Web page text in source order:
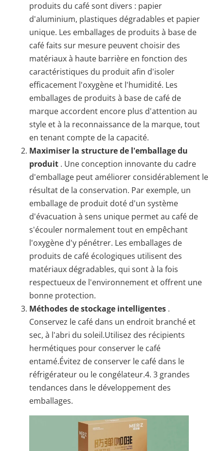
produits du café sont divers : papier
d'aluminium, plastiques dégradables et papier
unique. Les emballages de produits à base de
café faits sur mesure peuvent choisir des
matériaux à haute barrière en fonction des
caractéristiques du produit afin d'isoler
efficacement l'oxygène et l'humidité. Les
emballages de produits à base de café de
marque accordent encore plus d'attention au
style et à la reconnaissance de la marque, tout
en tenant compte de la capacité.
Maximiser la structure de l'emballage du
produit . Une conception innovante du cadre
d'emballage peut améliorer considérablement le
résultat de la conservation. Par exemple, un
emballage de produit doté d'un système
d'évacuation à sens unique permet au café de
s'écouler normalement tout en empêchant
l'oxygène d'y pénétrer. Les emballages de
produits de café écologiques utilisent des
matériaux dégradables, qui sont à la fois
respectueux de l'environnement et offrent une
bonne protection.
Méthodes de stockage intelligentes .
Conservez le café dans un endroit branché et
sec, à l'abri du soleil.Utilisez des récipients
hermétiques pour conserver le café
entamé.Évitez de conserver le café dans le
réfrigérateur ou le congélateur.4. 3 grandes
tendances dans le développement des
emballages.